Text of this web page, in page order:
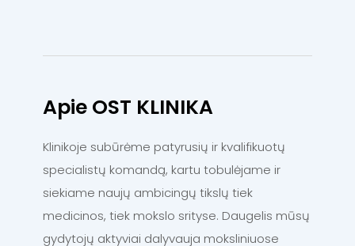
Apie OST KLINIKA
Klinikoje subūrėme patyrusių ir kvalifikuotų
specialistų komandą, kartu tobulėjame ir
siekiame naujų ambicingų tikslų tiek
medicinos, tiek mokslo srityse. Daugelis mūsų
gydytojų aktyviai dalyvauja moksliniuose